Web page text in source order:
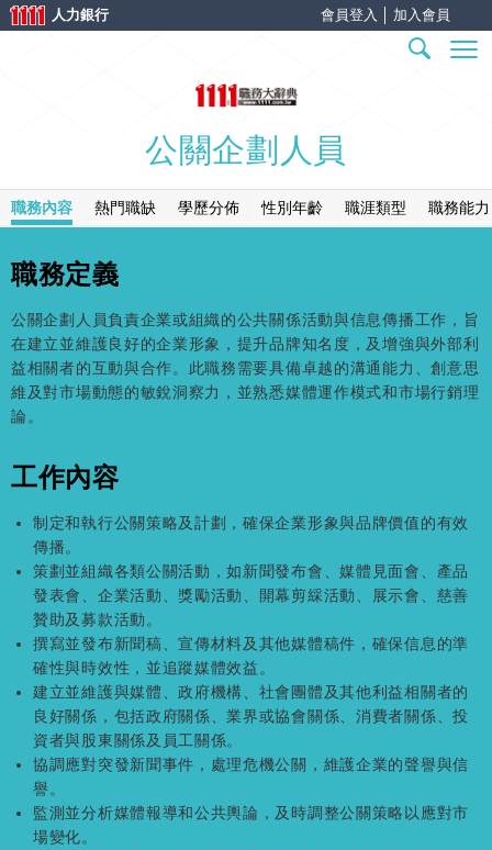
會員登入 加入會員
人力銀行
公關企劃人員
職務內容 熱門職缺 學歷分佈 性別年齡 職涯類型 職務能力
職務定義
公關企劃人員負責企業或組織的公共關係活動與信息傳播工作，旨
在建立並維護良好的企業形象，提升品牌知名度，及增強與外部利
益相關者的互動與合作。此職務需要具備卓越的溝通能力、創意思
維及對市場動態的敏銳洞察力，並熟悉媒體運作模式和市場行銷理
論。
工作內容
制定和執行公關策略及計劃，確保企業形象與品牌價值的有效
傳播。
策劃並組織各類公關活動，如新聞發布會、媒體見面會、產品
發表會、企業活動、獎勵活動、開幕剪綵活動、展示會、慈善
贊助及募款活動。
撰寫並發布新聞稿、宣傳材料及其他媒體稿件，確保信息的準
確性與時效性，並追蹤媒體效益。
建立並維護與媒體、政府機構、社會團體及其他利益相關者的
良好關係，包括政府關係、業界或協會關係、消費者關係、投
資者與股東關係及員工關係。
協調應對突發新聞事件，處理危機公關，維護企業的聲譽與信
譽。
監測並分析媒體報導和公共輿論，及時調整公關策略以應對市
場變化。